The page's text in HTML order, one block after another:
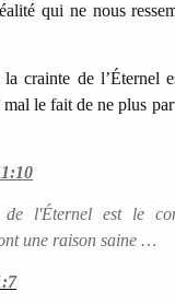
qui ne nous
crainte de l’Éternel
le fait de ne plus
l'Éternel est le
une raison saine …